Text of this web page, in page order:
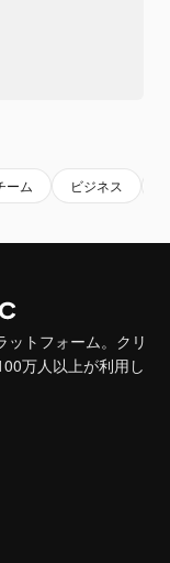
ーム ビジネス
トフォーム。クリ
万人以上が利用し